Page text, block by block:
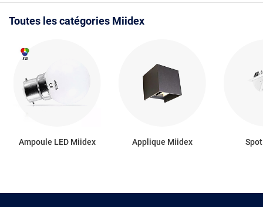
Toutes les catégories Miidex
Ampoule LED Miidex Applique Miidex